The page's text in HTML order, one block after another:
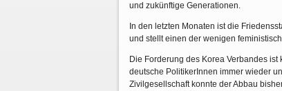
und zukünftige Generationen.
In den letzten Monaten ist die
und stellt einen der wenigen
Die Forderung des Korea Verbandes
deutsche PolitikerInnen immer wieder
Zivilgesellschaft konnte der Abbau